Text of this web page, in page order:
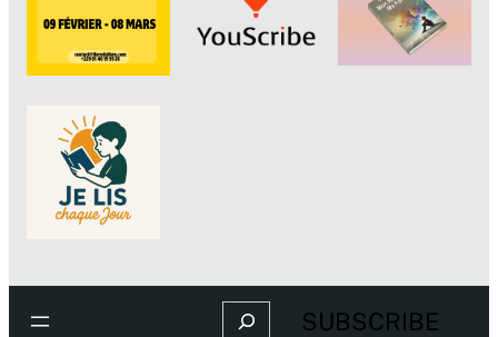
Search SUBSCRIBE